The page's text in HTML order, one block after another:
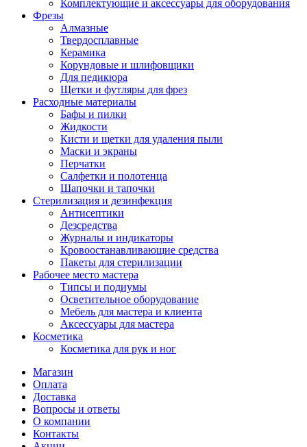
Комплектующие и аксессуары для оборудования
Фрезы
Алмазные
Твердосплавные
Керамика
Корундовые и шлифовщики
Для педикюра
Щетки и футляры для фрез
Расходные материалы
Бафы и пилки
Жидкости
Кисти и щетки для удаления пыли
Маски и экраны
Перчатки
Салфетки и полотенца
Шапочки и тапочки
Стерилизация и дезинфекция
Антисептики
Дезсредства
Журналы и индикаторы
Кровоостанавливающие средства
Пакеты для стерилизации
Рабочее место мастера
Типсы и подиумы
Осветительное оборудование
Мебель для мастера и клиента
Аксессуары для мастера
Косметика
Косметика для рук и ног
Магазин
Оплата
Доставка
Вопросы и ответы
О компании
Контакты